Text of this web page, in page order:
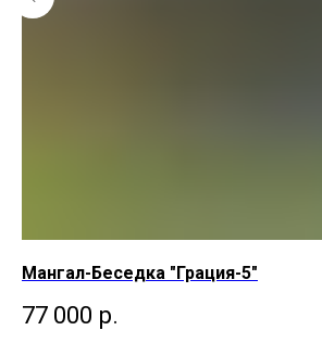
Мангал-Беседка "Грация-5"
77 000 р.